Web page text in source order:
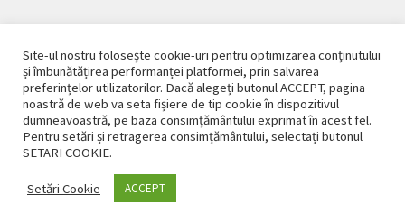
© CASAPLANT 2026
Politică de confidențialitate
Site-ul nostru folosește cookie-uri pentru optimizarea conținutului
și îmbunătățirea performanței platformei, prin salvarea
preferințelor utilizatorilor. Dacă alegeți butonul ACCEPT, pagina
noastră de web va seta fișiere de tip cookie în dispozitivul
dumneavoastră, pe baza consimțământului exprimat în acest fel.
Pentru setări și retragerea consimțământului, selectați butonul
SETARI COOKIE.
Setări Cookie ACCEPT